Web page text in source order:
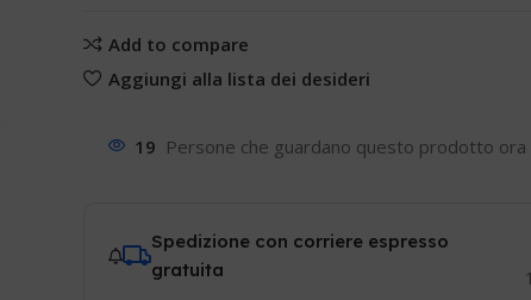
Add to compare
Aggiungi alla lista dei desideri
19 Persone che guardano questo prodotto ora
Spedizione con corriere espresso
gratuita